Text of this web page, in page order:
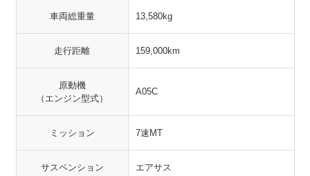
車両総重量 13,580kg
走行距離 159,000km
原動機
（エンジン型式）
A05C
ミッション 7速MT
サスペンション エアサス